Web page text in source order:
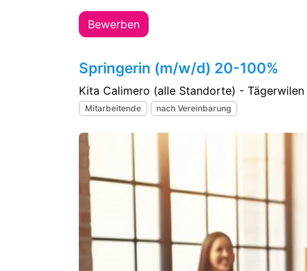
Bewerben
Springerin (m/w/d) 20-100%
Kita Calimero (alle Standorte) - Tägerwilen
Mitarbeitende nach Vereinbarung